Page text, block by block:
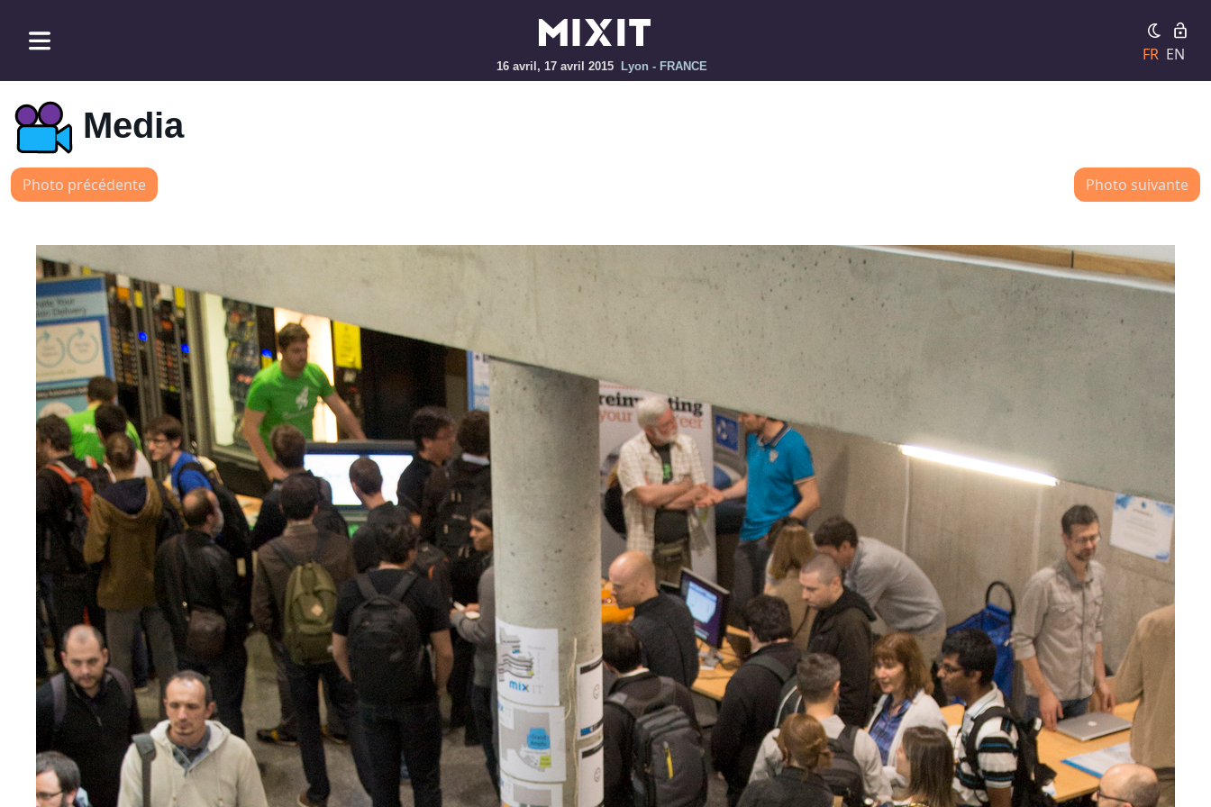
16 avril, 17 avril 2015 Lyon - FRANCE
FR EN
Media
Photo précédente Photo suivante